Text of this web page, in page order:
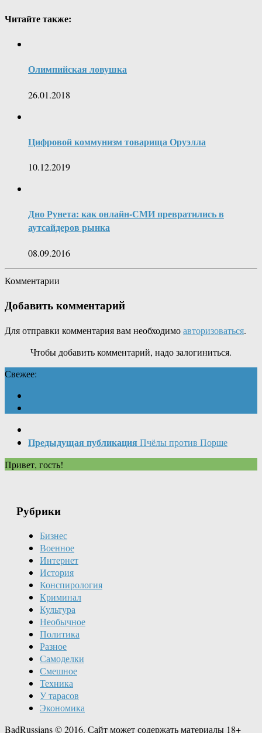
Читайте также:
Олимпийская ловушка
26.01.2018
Цифровой коммунизм товарища Оруэлла
10.12.2019
Дно Рунета: как онлайн-СМИ превратились в
аутсайдеров рынка
08.09.2016
Комментарии
Добавить комментарий
Для отправки комментария вам необходимоавторизоваться.
Чтобы добавить комментарий, надо залогиниться.
Свежее:
Предыдущая публикация Пчёлы против Порше
Привет, гость!
Рубрики
Бизнес
Военное
Интернет
История
Конспирология
Криминал
Культура
Необычное
Политика
Разное
Самоделки
Смешное
Техника
У тарасов
Экономика
BadRussians © 2016. Сайт может содержать материалы 18+